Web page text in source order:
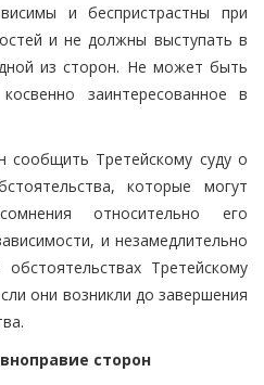
и беспристрастны при
и не должны выступать в
из сторон. Не может быть
заинтересованное в
сообщить Третейскому суду о
которые могут
относительно его
и незамедлительно
Третейскому
они возникли до завершения
сторон